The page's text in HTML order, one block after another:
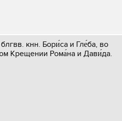
кнн. Бори́са и Гле́ба, во
Крещении Рома́на и Дави́да.